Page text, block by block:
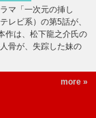
マ「一次元の挿し
レビ系）の第5話が、
は、松下龍之介氏の
骨が、失踪した妹の
more »